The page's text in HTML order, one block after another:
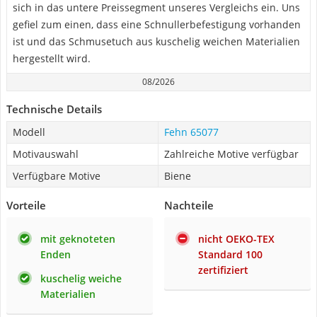
sich in das untere Preissegment unseres Vergleichs ein. Uns
gefiel zum einen, dass eine Schnullerbefestigung vorhanden
ist und das Schmusetuch aus kuschelig weichen Materialien
hergestellt wird.
08/2026
Technische Details
Modell
Fehn 65077
Motivauswahl
Zahlreiche Motive verfügbar
Verfügbare Motive
Biene
Vorteile
mit geknoteten
Enden
kuschelig weiche
Materialien
Nachteile
nicht OEKO-TEX
Standard 100
zertifiziert